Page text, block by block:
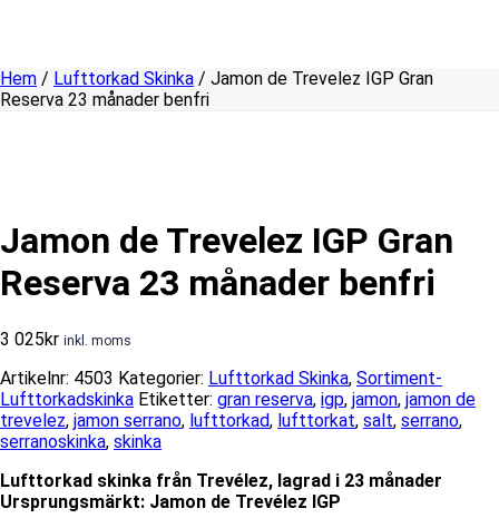
Hem / Lufttorkad Skinka / Jamon de Trevelez IGP Gran
Reserva 23 månader benfri
Jamon de Trevelez IGP Gran
Reserva 23 månader benfri
3 025kr inkl. moms
Artikelnr: 4503 Kategorier: Lufttorkad Skinka, Sortiment-
Lufttorkadskinka Etiketter: gran reserva, igp, jamon, jamon de
trevelez, jamon serrano, lufttorkad, lufttorkat, salt, serrano,
serranoskinka, skinka
Lufttorkad skinka från Trevélez, lagrad i 23 månader
Ursprungsmärkt: Jamon de Trevélez IGP